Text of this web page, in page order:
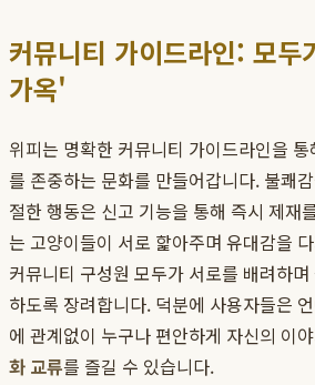
커뮤니티 가이드라인: 모두
가옥'
위피는 명확한 커뮤니티 가이드라인을
를 존중하는 문화를 만들어갑니다. 불쾌
절한 행동은 신고 기능을 통해 즉시 제재
는 고양이들이 서로 핥아주며 유대감을
커뮤니티 구성원 모두가 서로를 배려하
하도록 장려합니다. 덕분에 사용자들은
에 관계없이 누구나 편안하게 자신의 이
화 교류를 즐길 수 있습니다.